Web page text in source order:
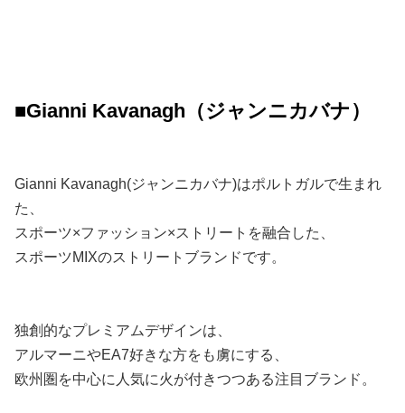
■Gianni Kavanagh（ジャンニカバナ）
Gianni Kavanagh(ジャンニカバナ)はポルトガルで生まれ
た、
スポーツ×ファッション×ストリートを融合した、
スポーツMIXのストリートブランドです。
独創的なプレミアムデザインは、
アルマーニやEA7好きな方をも虜にする、
欧州圏を中心に人気に火が付きつつある注目ブランド。